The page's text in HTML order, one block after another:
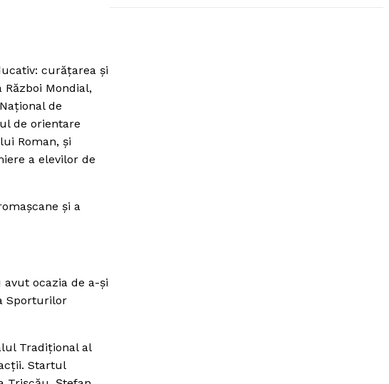
curăţarea şi
Mondial,
de
de orientare
Roman, şi
a elevilor de
şi a
ocazia de a-şi
Sporturilor
Tradiţional al
Startul